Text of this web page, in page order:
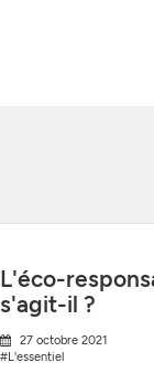
L'éco-
s'agit-il ?
27 octobre 2021
#L'essentiel